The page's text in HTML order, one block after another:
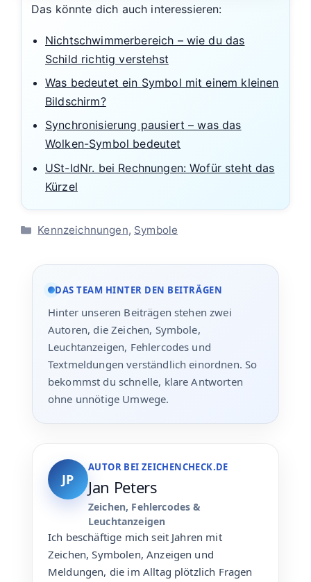
Das könnte dich auch interessieren:
Nichtschwimmerbereich – wie du das
Schild richtig verstehst
Was bedeutet ein Symbol mit einem kleinen
Bildschirm?
Synchronisierung pausiert – was das
Wolken-Symbol bedeutet
USt-IdNr. bei Rechnungen: Wofür steht das
Kürzel
Kategorien
Kennzeichnungen, Symbole
DAS TEAM HINTER DEN BEITRÄGEN
Hinter unseren Beiträgen stehen zwei
Autoren, die Zeichen, Symbole,
Leuchtanzeigen, Fehlercodes und
Textmeldungen verständlich einordnen. So
bekommst du schnelle, klare Antworten
ohne unnötige Umwege.
JP
AUTOR BEI ZEICHENCHECK.DE
Jan Peters
Zeichen, Fehlercodes &
Leuchtanzeigen
Ich beschäftige mich seit Jahren mit
Zeichen, Symbolen, Anzeigen und
Meldungen, die im Alltag plötzlich Fragen